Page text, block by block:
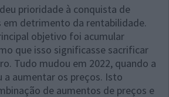
prioridade à conquista de
em detrimento da rentabilidade.
objetivo foi acumular
que isso significasse sacrificar
Tudo mudou em 2022, quando a
a aumentar os preços. Isto
de aumentos de preços e